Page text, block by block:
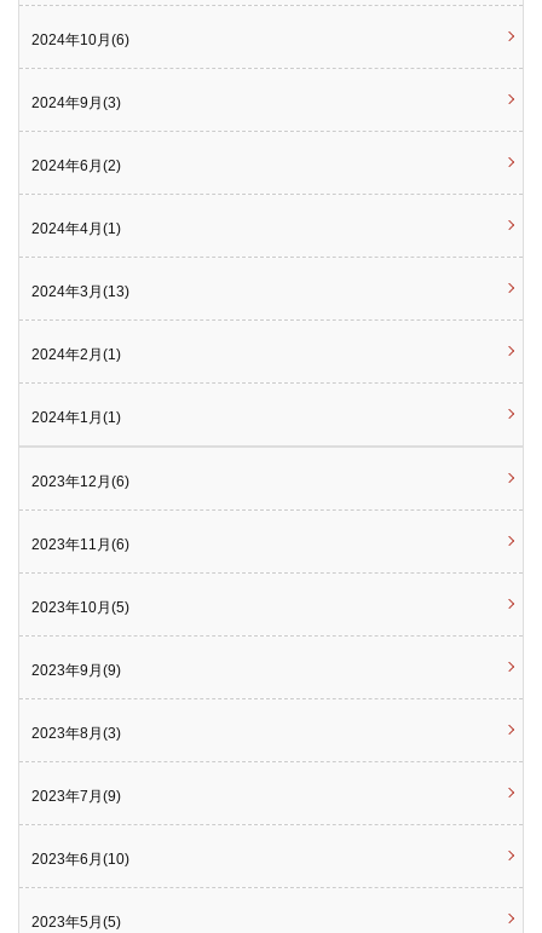
2024年10月(6)
2024年9月(3)
2024年6月(2)
2024年4月(1)
2024年3月(13)
2024年2月(1)
2024年1月(1)
2023年12月(6)
2023年11月(6)
2023年10月(5)
2023年9月(9)
2023年8月(3)
2023年7月(9)
2023年6月(10)
2023年5月(5)